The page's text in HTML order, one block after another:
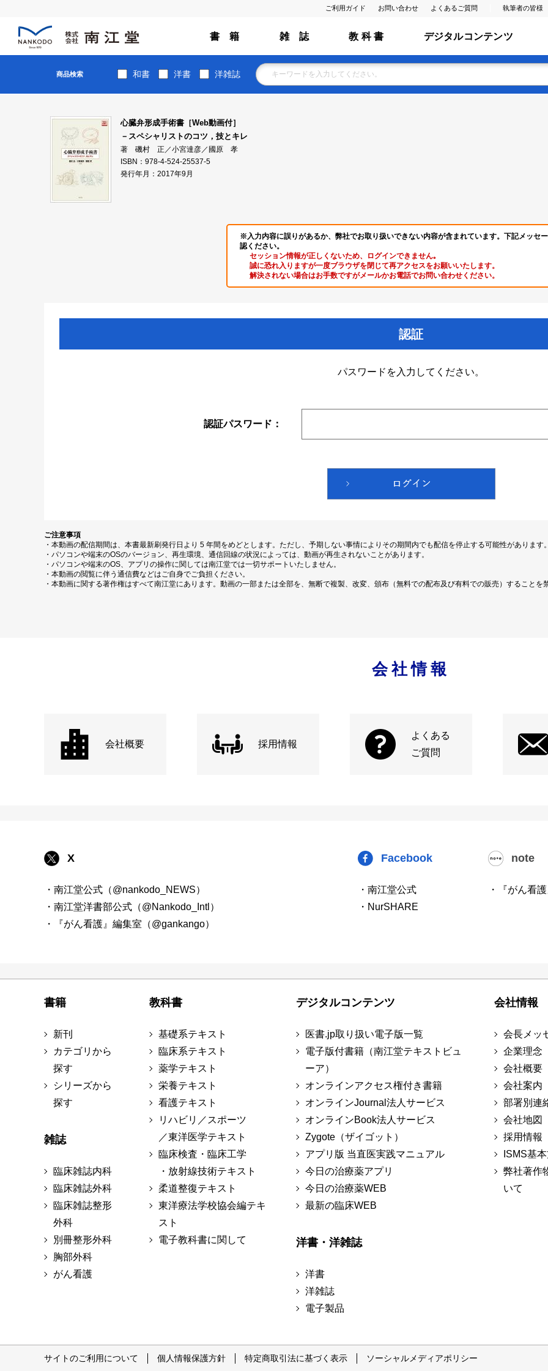
ご利用ガイド お問い合わせ よくあるご質問 執筆者の皆様
書 籍 雑 誌 教 科 書 デジタルコンテンツ
商品検索 和書 洋書 洋雑誌
心臓弁形成手術書［Web動画付］
－スペシャリストのコツ，技とキレ
著 磯村 正／小宮達彦／國原 孝
ISBN：978-4-524-25537-5
発行年月：2017年9月
※入力内容に誤りがあるか、弊社でお取り扱いできない内容が含まれています。下記メッセ
認ください。
セッション情報が正しくないため、ログインできません｡
誠に恐れ入りますが一度ブラウザを閉じて再アクセスをお願いいたします。
解決されない場合はお手数ですがメールかお電話でお問い合わせください。
認証
パスワードを入力してください。
認証パスワード：
ご注意事項
・本動画の配信期間は、本書最新刷発行日より 5 年間をめどとします。ただし、予期しない事情によりその期間内でも配信を停止する可能性があります
・パソコンや端末のOSのバージョン、再生環境、通信回線の状況によっては、動画が再生されないことがあります。
・パソコンや端末のOS、アプリの操作に関しては南江堂では一切サポートいたしません。
・本動画の閲覧に伴う通信費などはご自身でご負担ください。
・本動画に関する著作権はすべて南江堂にあります。動画の一部または全部を、無断で複製、改変、頒布（無料での配布及び有料での販売）することを
会社情報
会社概要 採用情報
よくある
ご質問
X
・南江堂公式（@nankodo_NEWS）
・南江堂洋書部公式（@Nankodo_Intl）
・『がん看護』編集室（@gankango）
Facebook
・南江堂公式
・NurSHARE
note
・『がん看
書籍
新刊
カテゴリから
探す
シリーズから
探す
雑誌
臨床雑誌内科
臨床雑誌外科
臨床雑誌整形
外科
別冊整形外科
胸部外科
がん看護
教科書
基礎系テキスト
臨床系テキスト
薬学テキスト
栄養テキスト
看護テキスト
リハビリ／スポーツ
／東洋医学テキスト
臨床検査・臨床工学
・放射線技術テキスト
柔道整復テキスト
東洋療法学校協会編テキ
スト
電子教科書に関して
デジタルコンテンツ
医書.jp取り扱い電子版一覧
電子版付書籍（南江堂テキストビュ
ーア）
オンラインアクセス権付き書籍
オンラインJournal法人サービス
オンラインBook法人サービス
Zygote（ザイゴット）
アプリ版 当直医実践マニュアル
今日の治療薬アプリ
今日の治療薬WEB
最新の臨床WEB
洋書・洋雑誌
洋書
洋雑誌
電子製品
会社情報
会長メッ
企業理念
会社概要
会社案内
部署別連
会社地図
採用情報
ISMS基
弊社著作
いて
サイトのご利用について 個人情報保護方針 特定商取引法に基づく表示 ソーシャルメディアポリシー